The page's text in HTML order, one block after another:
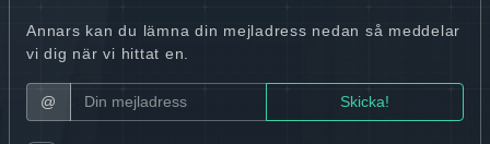
Annars kan du lämna din mejladress nedan så meddelar
vi dig när vi hittat en.
@